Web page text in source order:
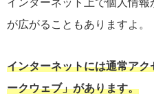
インターネット上で個人情
が広がることもありますよ。
インターネットには通常ア
ークウェブ」があります。